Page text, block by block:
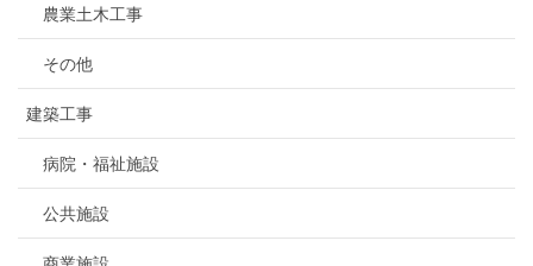
農業土木工事
その他
建築工事
病院・福祉施設
公共施設